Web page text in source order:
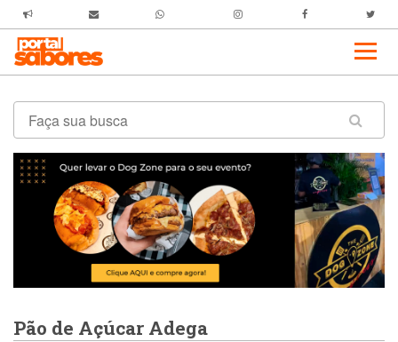
Pão de Açúcar Adega